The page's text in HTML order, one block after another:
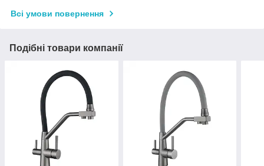
Всі умови повернення
Подібні товари компанії